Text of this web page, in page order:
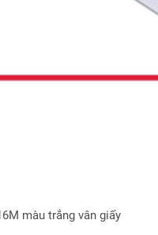
màu trắng vân giấy